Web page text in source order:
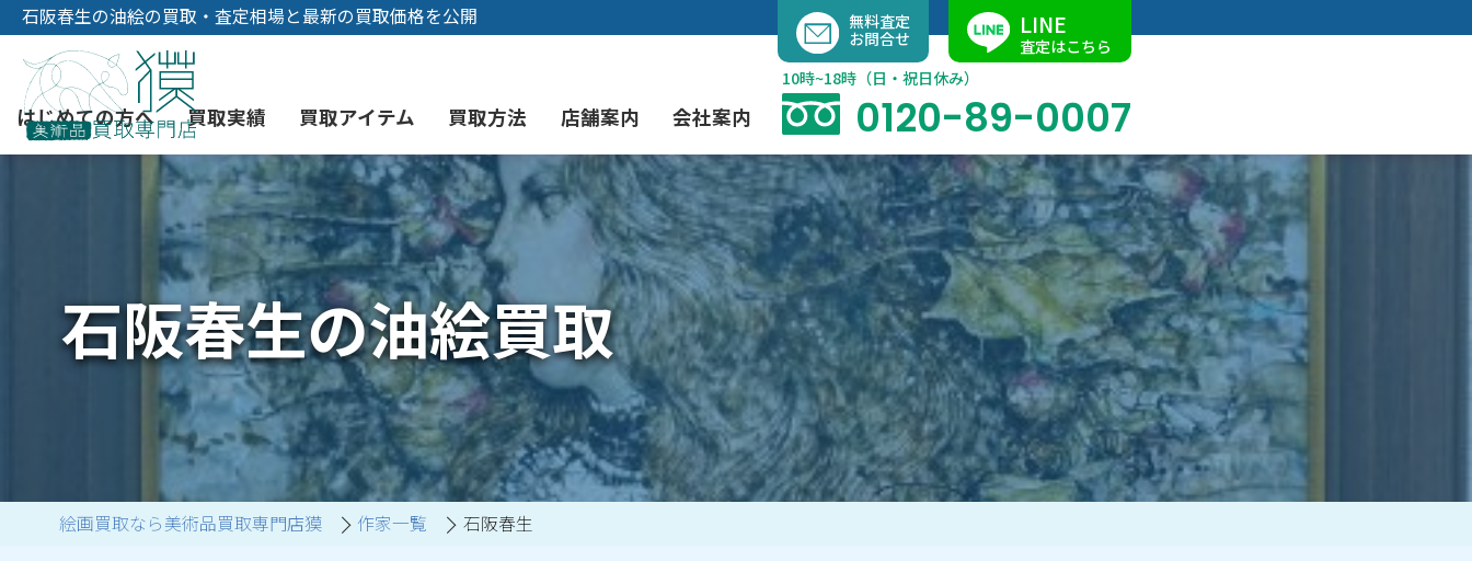
容
キ
ッ
プ
石阪春生の油絵の買取・査定相場と最新の買取価格を公開
はじめての方へ
初めての美術品売却 よくあるご質問 ブログ
YOUTUBE instagram Facebook
買取実績 買取アイテム
絵画買取 現代アート買取 掛軸買取
骨董品買取 茶道具買取 陶磁器・陶器買取
西洋アンティーク買取 彫刻・ブロンズ買取 美術品・古美術品買取
中国骨董品買取 工芸品買取 ジュエリー・ウォッチ買取
買取方法
3つの買取方法 出張買取（無料） 店舗での買取
宅配・郵送買取 業者間オークション出品代行 催事買取
時価評価サービス
店舗案内
名古屋店
会社案内
会社概要 当社の特徴 求人情報
消費者志向自主宣言
無料査定
お問合せ
LINE
査定はこちら
10時~18時（日・祝日休み）
0120-89-0007
石阪春生の油絵買取
絵画買取なら美術品買取専門店獏 作家一覧 石阪春生